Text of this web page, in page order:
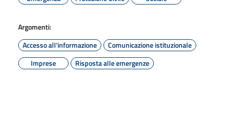
Argomenti:
Accesso all'informazione
Comunicazione istituzionale
Imprese
Risposta alle emergenze